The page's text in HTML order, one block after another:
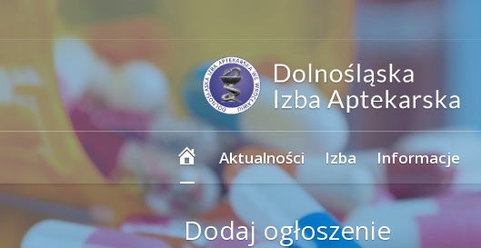
Strona
główna
Aktualności Izba Informacje
Dodaj ogłoszenie